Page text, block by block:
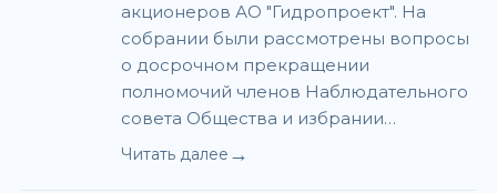
акционеров АО "Гидропроект". На
собрании были рассмотрены вопросы
о досрочном прекращении
полномочий членов Наблюдательного
совета Общества и избрании…
Читать далее →